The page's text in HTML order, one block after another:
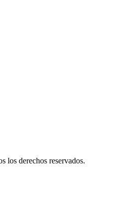
los derechos reservados.